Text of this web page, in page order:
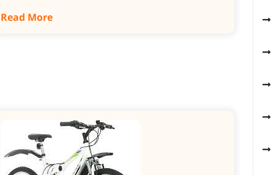
Read More